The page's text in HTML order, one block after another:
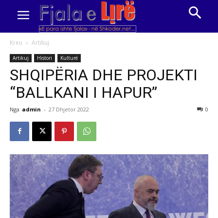
Kreu Artikuj
Artikuj Histori Kulturë
SHQIPËRIA DHE PROJEKTI
“BALLKANI I HAPUR”
Nga admin - 27 Dhjetor 2022 0